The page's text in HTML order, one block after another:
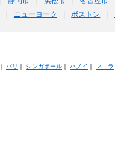
ニューヨーク ボストン
｜ パリ ｜ シンガポール｜ ハノイ ｜ マニラ